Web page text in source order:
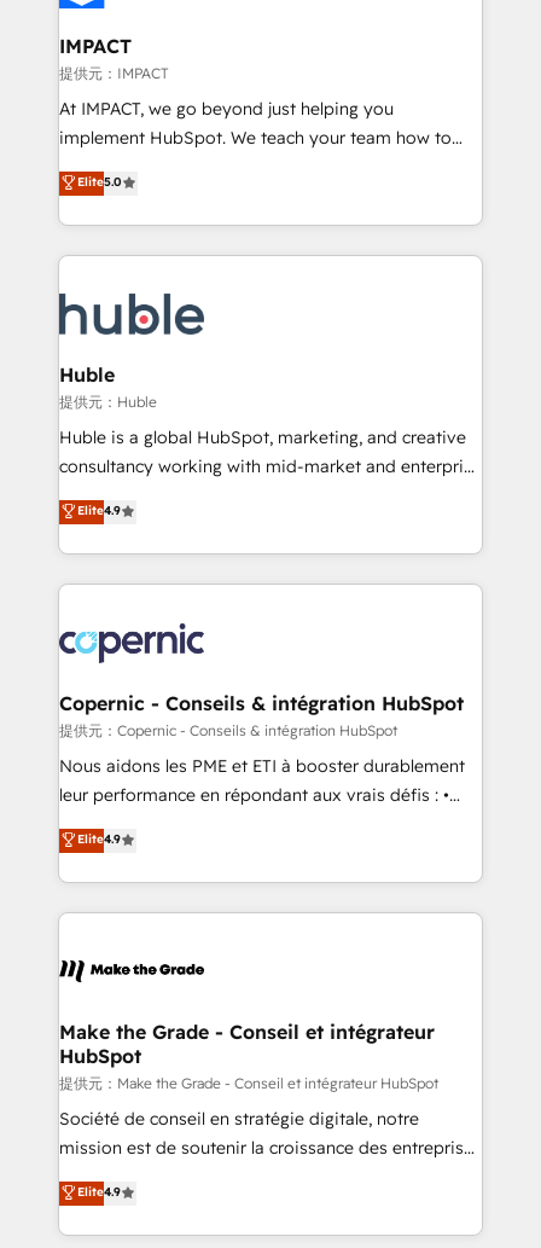
Click "Contact Business" ⬅️ to access 150+ Kickstart
Integration templates that put HubSpot in the center
of your tech stack, syncing... 🛍️ Shopify or
WooCommerce 💲 Stripe or Paypal 💰 Sage or
Netsuite 🤖 Google or Microsoft ✍️ DocuSign or
the rare Advanced "Custom Integrations"
Accreditation, securely sync data across... 🔄 any
new HubSpot portal with Advanced Website and
CRM Migrations using our in-house "HubScrub" Tool.
IMPACT
提供元：IMPACT
At IMPACT, we go beyond just helping you
implement HubSpot. We teach your team how to
master it. As the creators of the Endless Customers
System™ (the next evolution of They Ask, You
Answer), we’re the only HubSpot partner built
entirely around coaching and training. That means
skills, processes, and internal team you need to
attract the right buyers, close deals faster, and grow
without outside dependencies. You’ll learn how to: •
Set up, audit, and organize your HubSpot portal •
Get your sales team fully using HubSpot • Track
pipeline and revenue across the entire buyer journey
growth • Create content and videos that attract
buyers • Use AI to scale smarter Our coaching-led
lasts. So if you're ready to become the most trusted
voice in your market, let’s talk.
Elite5.0
Huble
提供元：Huble
Huble is a global HubSpot, marketing, and creative
consultancy working with mid-market and enterprise
businesses. We go beyond implementation, shaping
the strategy, processes, and teams that turn
HubSpot into a genuine growth engine. Named
HubSpot's Global Partner of the Year in 2024,
worldwide, and with over 15 years in the ecosystem,
Huble has built a track record that speaks for itself.
One company, one operating model, delivering
across offices and consulting teams in the UK, USA,
Canada, Germany, France, Belgium, Singapore, and
South Africa. Certified compliant with ISO/IEC
international offices and 175+ employees.
Elite4.9
Copernic - Conseils & intégration HubSpot
提供元：Copernic - Conseils & intégration HubSpot
Nous aidons les PME et ETI à booster durablement
leur performance en répondant aux vrais défis : •
Intégration de HubSpot avec d’autres outils (ERP,
téléphonie, etc.) • Alignement des équipes grâce à un
outil et des données partagées • Amélioration de la
collecte et de l’analyse des données pour des
de la productivité des équipes Notre équipe de 30
avec un engagement total, alignant processus
métiers et technologie, et guidant vos équipes à
travers le changement, tout en centrant vos objectifs
d’entreprise. Grâce à une méthodologie éprouvée
auprès de plus de 400 clients, nous comprenons
HubSpot dans votre organisation. Pour toute
question technique ou besoin de structuration de
Elite4.9
Make the Grade - Conseil et intégrateur
HubSpot
提供元：Make the Grade - Conseil et intégrateur HubSpot
Société de conseil en stratégie digitale, notre
mission est de soutenir la croissance des entreprises
B2B à travers l’acquisition de nouveaux clients,
l'intégration CRM et le développement des revenus
auprès de vos comptes existants. En France et à
Elite4.9